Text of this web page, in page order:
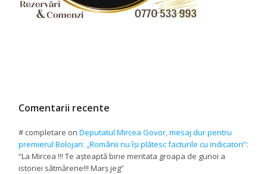
Comentarii recente
# completare onDeputatul Mircea Govor, mesaj dur pentru
premierul Bolojan: „Românii nu își plătesc facturile cu indicatori”:
“La Mircea !!! Te așteaptă bine meritata groapa de gunoi a
istoriei sătmărene!!! Marș jeg”